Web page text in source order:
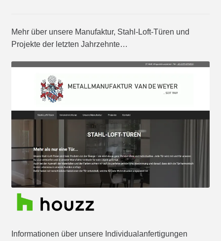
Mehr über unsere Manufaktur, Stahl-Loft-Türen und
Projekte der letzten Jahrzehnte…
Informationen über unsere Individualanfertigungen